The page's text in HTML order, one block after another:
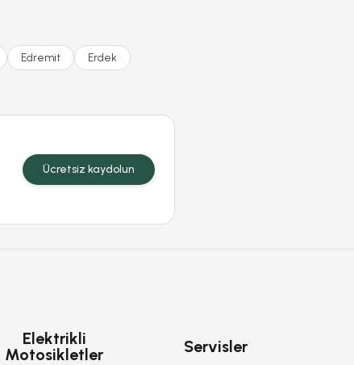
Edremit Erdek
Ücretsiz kaydolun
Elektrikli
Motosikletler
Servisler